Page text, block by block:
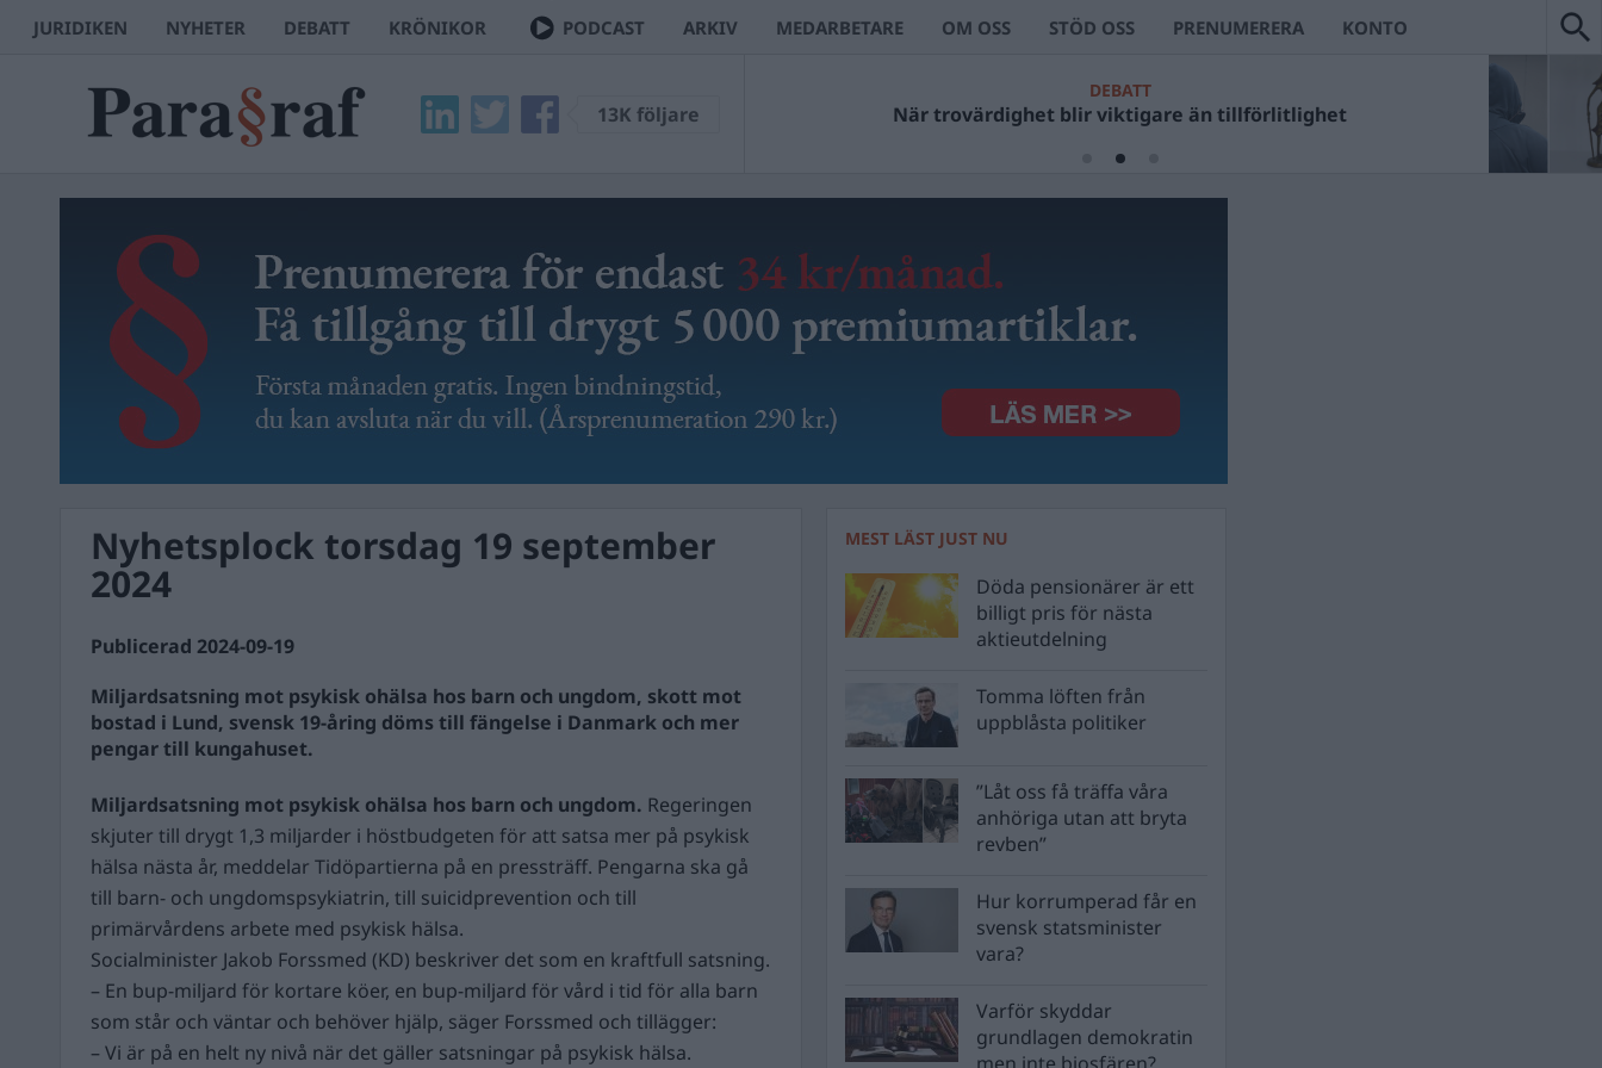
JURIDIKEN NYHETER DEBATT KRÖNIKOR PODCAST ARKIV MEDARBETARE OM OSS STÖD OSS PRENUMERERA KONTO
13K följare
DEBATT
När trovärdighet blir viktigare än tillförlitlighet
Nyhetsplock torsdag 19 september
2024
Publicerad 2024-09-19
Miljardsatsning mot psykisk ohälsa hos barn och ungdom, skott mot
bostad i Lund, svensk 19-åring döms till fängelse i Danmark och mer
pengar till kungahuset.
Miljardsatsning mot psykisk ohälsa hos barn och ungdom. Regeringen
skjuter till drygt 1,3 miljarder i höstbudgeten för att satsa mer på psykisk
hälsa nästa år, meddelar Tidöpartierna på en pressträff. Pengarna ska gå
till barn- och ungdomspsykiatrin, till suicidprevention och till
primärvårdens arbete med psykisk hälsa.
Socialminister Jakob Forssmed (KD) beskriver det som en kraftfull satsning.
– En bup-miljard för kortare köer, en bup-miljard för vård i tid för alla barn
som står och väntar och behöver hjälp, säger Forssmed och tillägger:
– Vi är på en helt ny nivå när det gäller satsningar på psykisk hälsa.
MEST LÄST JUST NU
Döda pensionärer är ett
billigt pris för nästa
aktieutdelning
Tomma löften från
uppblåsta politiker
”Låt oss få träffa våra
anhöriga utan att bryta
revben”
Hur korrumperad får en
svensk statsminister
vara?
Varför skyddar
grundlagen demokratin